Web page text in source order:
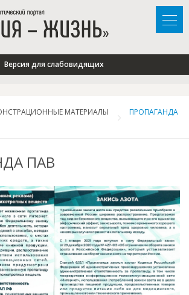
Версия для слабовидящих
МАТЕРИАЛЫ
ПРОПАГАНДА
ПАВ